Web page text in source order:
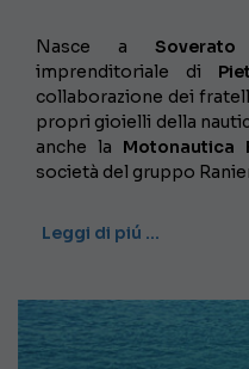
Nasce a Soverato
imprenditoriale di
collaborazione dei
propri gioielli della
anche la Motonautica
società del gruppo
Leggi di piú …